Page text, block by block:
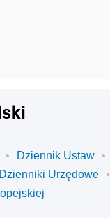
Dziennik Ustaw
Dzienniki Urzędowe